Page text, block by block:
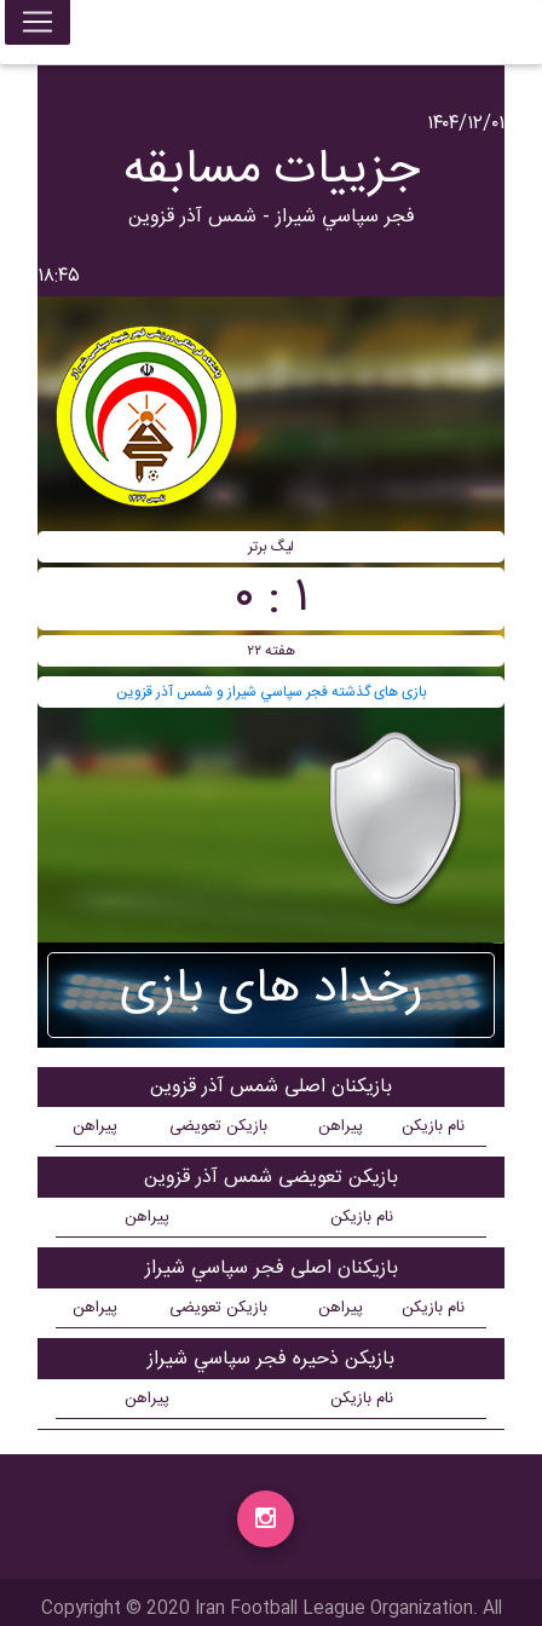
۱۴۰۴/۱۲/۰۱
جزییات مسابقه
فجر سپاسي شیراز - شمس آذر قزوین
۱۸:۴۵
لیگ برتر
۱ : ۰
هفته ۲۲
بازی های گذشته فجر سپاسي شیراز و شمس آذر قزوین
رخداد های بازی
بازیکنان اصلی شمس آذر قزوین
نام بازیکن پیراهن بازیکن تعویضی پیراهن
بازیکن تعویضی شمس آذر قزوین
نام بازیکن پیراهن
بازیکنان اصلی فجر سپاسي شیراز
نام بازیکن پیراهن بازیکن تعویضی پیراهن
بازیکن ذحیره فجر سپاسي شیراز
نام بازیکن پیراهن
Copyright © 2020 Iran Football League Organization. All